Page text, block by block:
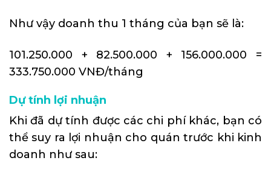
Như vậy doanh thu 1 tháng của bạn sẽ là:
101.250.000 + 82.500.000 + 156.000.000 =
333.750.000 VNĐ/tháng
Dự tính lợi nhuận
Khi đã dự tính được các chi phí khác, bạn có
thể suy ra lợi nhuận cho quán trước khi kinh
doanh như sau: